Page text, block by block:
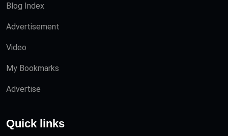
Blog Index
Advertisement
Video
My Bookmarks
Advertise
Quick links